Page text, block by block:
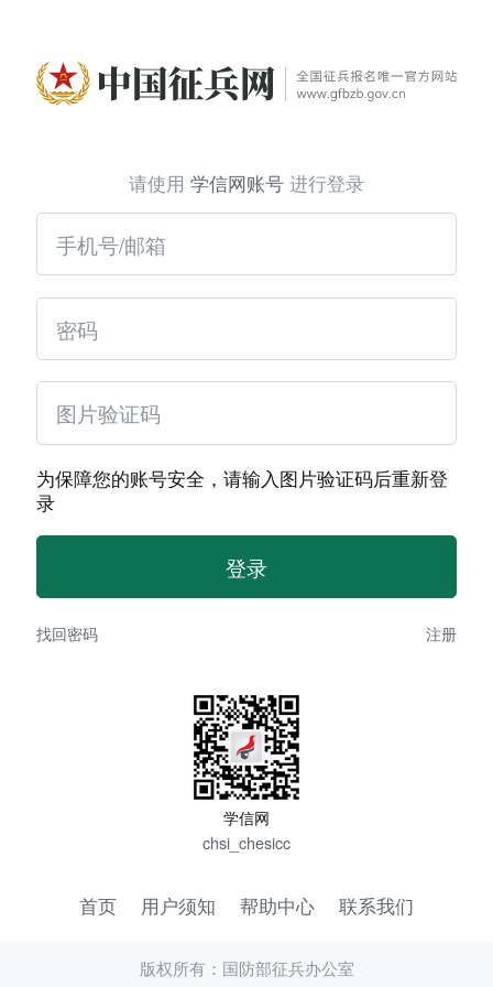
请使用 学信网账号 进行登录
为保障您的账号安全，请输入图片验证码后重新登
录
找回密码 注册
学信网
chsi_chesicc
首页 用户须知 帮助中心 联系我们
版权所有：国防部征兵办公室